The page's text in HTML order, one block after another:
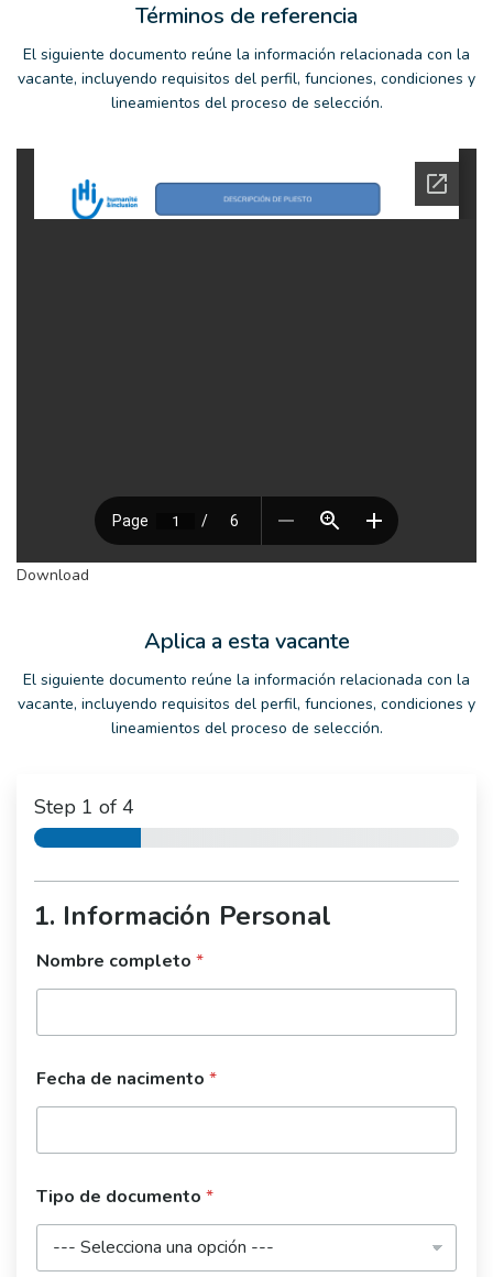
Términos de referencia
El siguiente documento reúne la información relacionada con la
vacante, incluyendo requisitos del perfil, funciones, condiciones y
lineamientos del proceso de selección.
Download
Aplica a esta vacante
El siguiente documento reúne la información relacionada con la
vacante, incluyendo requisitos del perfil, funciones, condiciones y
lineamientos del proceso de selección.
Step 1 of 4
1. Información Personal
Nombre completo *
Fecha de nacimento *
Tipo de documento *